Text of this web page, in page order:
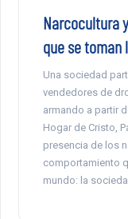
Narcocultura
que se toman
Una sociedad
vendedores de
armando a partir
Hogar de Cristo,
presencia de los
comportamiento
mundo: la